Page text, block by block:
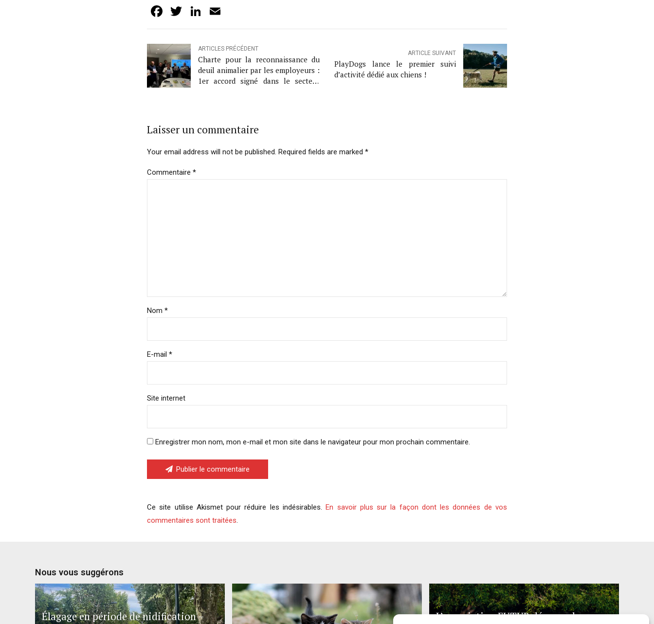
Facebook
TwitterLinkedIn
ARTICLES PRÉCÉDENT
Charte pour la reconnaissance du
deuil animalier par les employeurs :
1er accord signé dans le secteur
ARTICLE SUIVANT
PlayDogs lance le premier suivi
d’activité dédié aux chiens !
Laisser un commentaire
Your email address will not be published. Required fields are marked *
Commentaire *
Nom *
E-mail *
Site internet
Enregistrer mon nom, mon e-mail et mon site dans le navigateur pour mon prochain commentaire.
Publier le commentaire
Ce site utilise Akismet pour réduire les indésirables.En savoir plus sur la façon dont les données de vos
commentaires sont traitées.
Nous vous suggérons
Élagage en période de nidification –
L’association FUTUR dénonce le